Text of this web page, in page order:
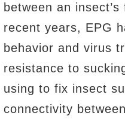
between an
recent years, EPG
behavior and virus
resistance to
using to fix insect
connectivity